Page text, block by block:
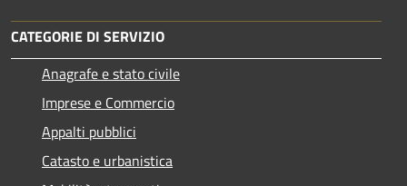
CATEGORIE DI SERVIZIO
Anagrafe e stato civile
Imprese e Commercio
Appalti pubblici
Catasto e urbanistica